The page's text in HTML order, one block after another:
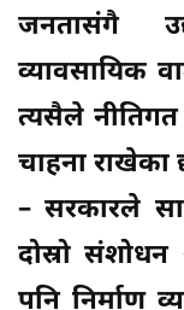
जनतासंगै
व्यावसायिक
त्यसैले नीतिगत
चाहना राखेका
– सरकारले
दोस्रो
पनि निर्माण